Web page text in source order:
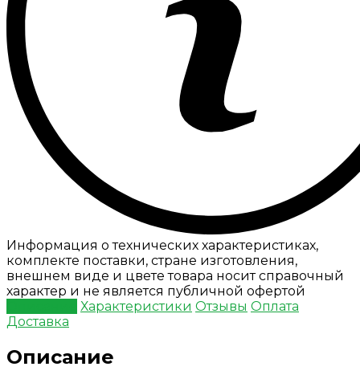
Информация о технических характеристиках,
комплекте поставки, стране изготовления,
внешнем виде и цвете товара носит справочный
характер и не является публичной офертой
Характеристики Отзывы Оплата
Доставка
Описание